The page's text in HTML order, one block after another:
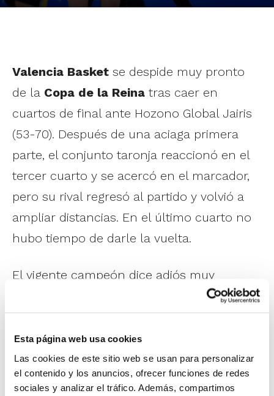
Esta página web usa cookies
Las cookies de este sitio web se usan para personalizar
el contenido y los anuncios, ofrecer funciones de redes
sociales y analizar el tráfico. Además, compartimos
Valencia Basket se despide muy pronto
de la Copa de la Reina tras caer en
cuartos de final ante Hozono Global Jairis
(53-70). Después de una aciaga primera
parte, el conjunto taronja reaccionó en el
tercer cuarto y se acercó en el marcador,
pero su rival regresó al partido y volvió a
ampliar distancias. En el último cuarto no
hubo tiempo de darle la vuelta.
El vigente campeón dice adiós muy
temprano a la defensa del título, siendo
levantar el trofeo pese a que no llegaba a
la competición en su mejor estado de
forma.